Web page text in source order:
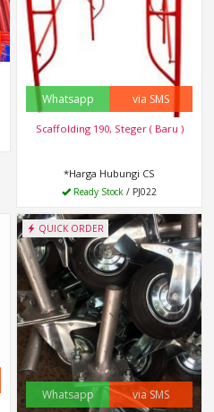
Whatsapp via SMS
Scaffolding 190, Steger ( Baru )
*Harga Hubungi CS
Ready Stock / PJ022
QUICK ORDER
Whatsapp via SMS